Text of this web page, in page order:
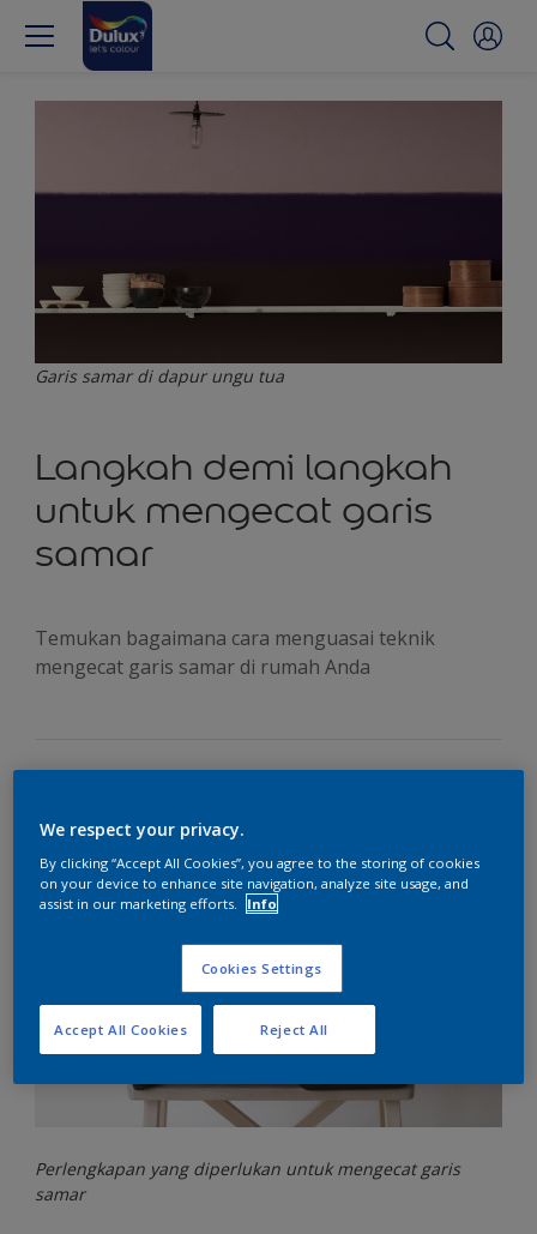
Garis samar di dapur ungu tua
Langkah demi langkah
untuk mengecat garis
samar
Temukan bagaimana cara menguasai teknik
mengecat garis samar di rumah Anda
Anda akan memerlukan:
Perlengkapan yang diperlukan untuk mengecat garis
samar
We respect your privacy.
By clicking “Accept All Cookies”, you agree to the storing of cookies
on your device to enhance site navigation, analyze site usage, and
assist in our marketing efforts.
Info
Cookies Settings
Reject All
Accept All Cookies